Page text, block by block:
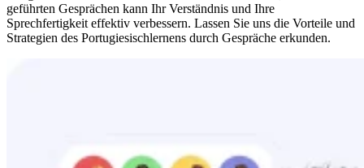
geführten Gesprächen kann Ihr Verständnis und Ihre
Sprechfertigkeit effektiv verbessern. Lassen Sie uns die Vorteile und
Strategien des Portugiesischlernens durch Gespräche erkunden.